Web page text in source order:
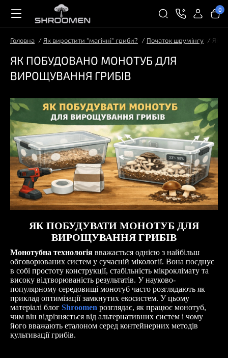
0
Головна Як виростити "магічні" гриби? Початок шрумінгу ЯК
ЯК ПОБУДОВАНО МОНОТУБ ДЛЯ
ВИРОЩУВАННЯ ГРИБІВ
ЯК ПОБУДУВАТИ МОНОТУБ ДЛЯ
ВИРОЩУВАННЯ ГРИБІВ
Монотубна технологія вважається однією з найбільш
обговорюваних систем у сучасній мікології. Вона поєднує
в собі простоту конструкції, стабільність мікроклімату та
високу відтворюваність результатів. У науково-
популярному середовищі монотуб часто розглядають як
приклад оптимізації замкнутих екосистем. У цьому
матеріалі блог Shroomen розглядає, як працює монотуб,
чим він відрізняється від альтернативних систем і чому
його вважають еталоном серед контейнерних методів
культивації грибів.